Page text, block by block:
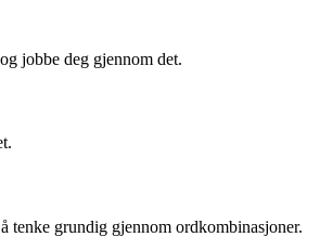
jobbe deg gjennom det.
tenke grundig gjennom ordkombinasjoner.